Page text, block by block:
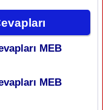
MEB
MEB